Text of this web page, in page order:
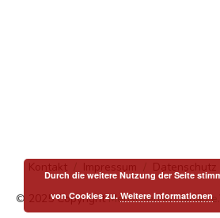
Kontakt Impressum Datenschutz
© 2025 CopyrightMenschen in Hanau
Durch die weitere Nutzung der Seite
von Cookies zu.Weitere Informationen